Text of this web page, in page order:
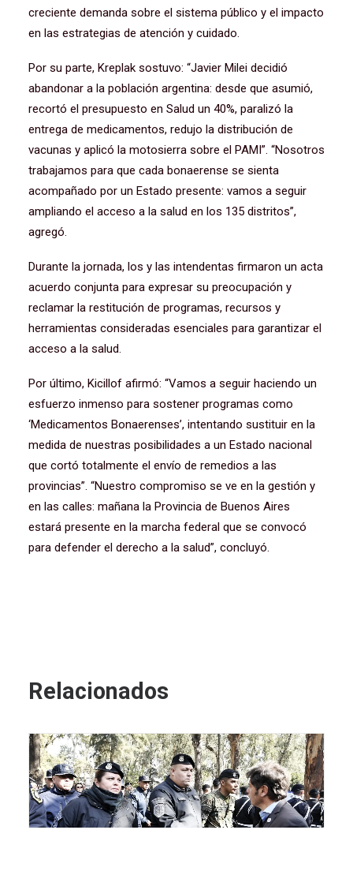
creciente demanda sobre el sistema público y el impacto
en las estrategias de atención y cuidado.
Por su parte, Kreplak sostuvo: “Javier Milei decidió
abandonar a la población argentina: desde que asumió,
recortó el presupuesto en Salud un 40%, paralizó la
entrega de medicamentos, redujo la distribución de
vacunas y aplicó la motosierra sobre el PAMI”. “Nosotros
trabajamos para que cada bonaerense se sienta
acompañado por un Estado presente: vamos a seguir
ampliando el acceso a la salud en los 135 distritos”,
agregó.
Durante la jornada, los y las intendentas firmaron un acta
acuerdo conjunta para expresar su preocupación y
reclamar la restitución de programas, recursos y
herramientas consideradas esenciales para garantizar el
acceso a la salud.
Por último, Kicillof afirmó: “Vamos a seguir haciendo un
esfuerzo inmenso para sostener programas como
‘Medicamentos Bonaerenses’, intentando sustituir en la
medida de nuestras posibilidades a un Estado nacional
que cortó totalmente el envío de remedios a las
provincias”. “Nuestro compromiso se ve en la gestión y
en las calles: mañana la Provincia de Buenos Aires
estará presente en la marcha federal que se convocó
para defender el derecho a la salud”, concluyó.
Relacionados